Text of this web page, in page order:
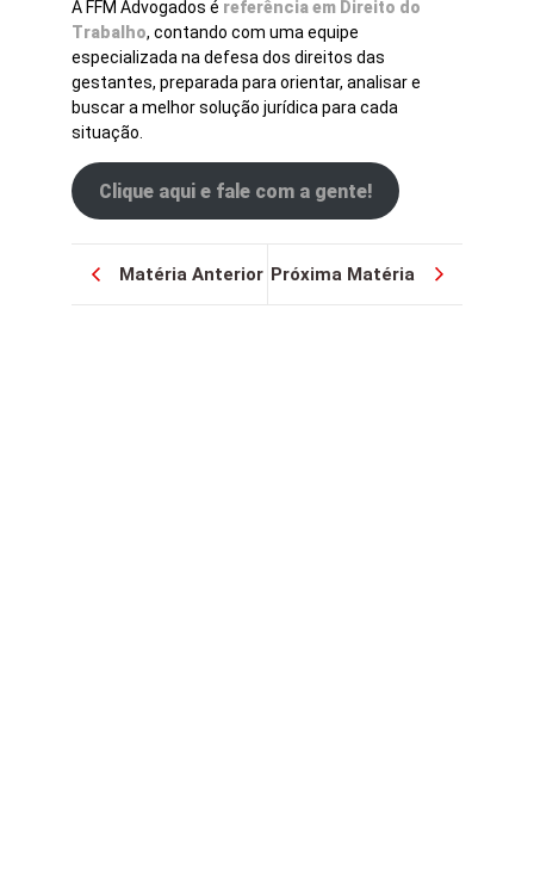
A FFM Advogados é referência em Direito do
Trabalho, contando com uma equipe
especializada na defesa dos direitos das
gestantes, preparada para orientar, analisar e
buscar a melhor solução jurídica para cada
situação.
Clique aqui e fale com a gente!
Matéria Anterior Próxima Matéria